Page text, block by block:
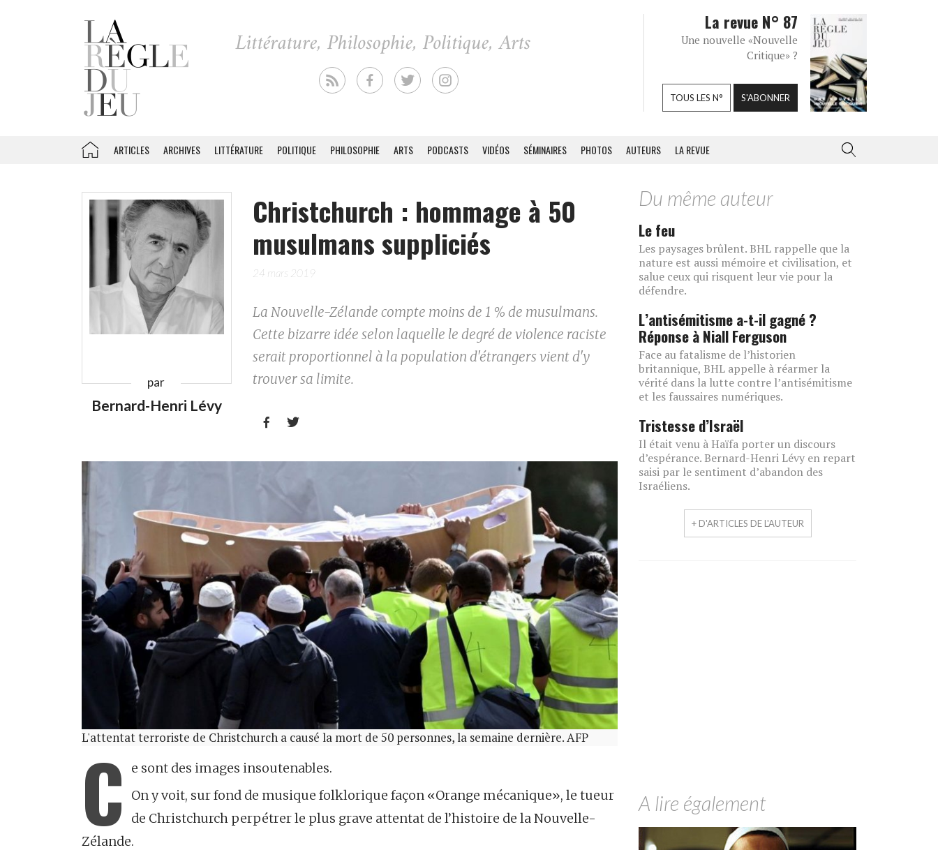
La revue N° 87
Une nouvelle «Nouvelle
Critique» ?
TOUS LES N° S'ABONNER
ARTICLES ARCHIVES LITTÉRATURE POLITIQUE PHILOSOPHIE ARTS PODCASTS VIDÉOS SÉMINAIRES PHOTOS AUTEURS LA REVUE
par
Bernard-Henri Lévy
Christchurch : hommage à 50
musulmans suppliciés
24 mars 2019
La Nouvelle-Zélande compte moins de 1 % de musulmans.
Cette bizarre idée selon laquelle le degré de violence raciste
serait proportionnel à la population d'étrangers vient d'y
trouver sa limite.
 
L'attentat terroriste de Christchurch a causé la mort de 50 personnes, la semaine dernière. AFP
C
e sont des images insoutenables.
On y voit, sur fond de musique folklorique façon «Orange mécanique», le tueur
de Christchurch perpétrer le plus grave attentat de l’histoire de la Nouvelle-
Zélande.
Du même auteur
Le feu
Les paysages brûlent. BHL rappelle que la
nature est aussi mémoire et civilisation, et
salue ceux qui risquent leur vie pour la
défendre.
L’antisémitisme a-t-il gagné ?
Réponse à Niall Ferguson
Face au fatalisme de l’historien
britannique, BHL appelle à réarmer la
vérité dans la lutte contre l’antisémitisme
et les faussaires numériques.
Tristesse d’Israël
Il était venu à Haïfa porter un discours
d’espérance. Bernard-Henri Lévy en repart
saisi par le sentiment d’abandon des
Israéliens.
+ D'ARTICLES DE L'AUTEUR
A lire également